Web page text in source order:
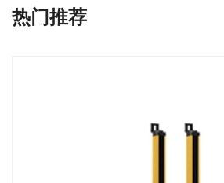
热门推荐